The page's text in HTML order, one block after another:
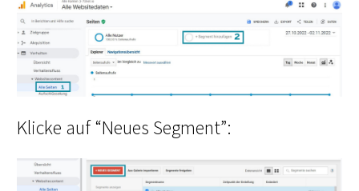
Klicke auf “Neues Segment”: